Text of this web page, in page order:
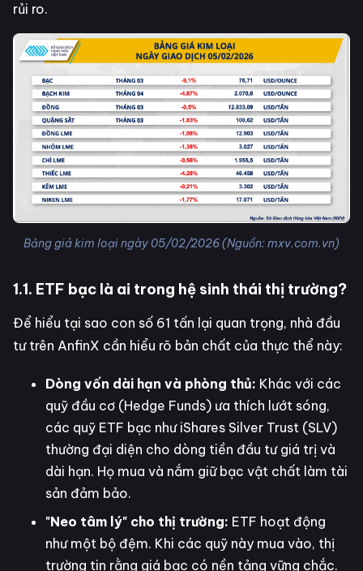
rủi ro.
Bảng giá kim loại ngày 05/02/2026 (Nguồn: mxv.com.vn)
1.1. ETF bạc là ai trong hệ sinh thái thị trường?
Để hiểu tại sao con số 61 tấn lại quan trọng, nhà đầu
tư trên AnfinX cần hiểu rõ bản chất của thực thể này:
Dòng vốn dài hạn và phòng thủ: Khác với các
quỹ đầu cơ (Hedge Funds) ưa thích lướt sóng,
các quỹ ETF bạc như iShares Silver Trust (SLV)
thường đại diện cho dòng tiền đầu tư giá trị và
dài hạn. Họ mua và nắm giữ bạc vật chất làm tài
sản đảm bảo.
"Neo tâm lý" cho thị trường: ETF hoạt động
như một bộ đệm. Khi các quỹ này mua vào, thị
trường tin rằng giá bạc có nền tảng vững chắc.